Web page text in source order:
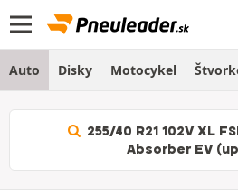
Auto Disky Motocykel
255/40 R21 102V XL
Absorber EV